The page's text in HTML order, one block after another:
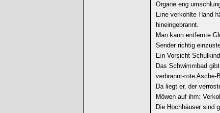
Organe eng
Eine verkohlte Hand
hineingebrannt.
Man kann entfernte
Sender richtig
Ein Vorsicht-
Das Schwimmbad
verbrannt-rote Asche-
Da liegt er, der
Möwen auf ihm:
Die Hochhäuser sind